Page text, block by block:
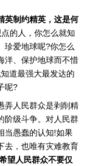
英制约精英，这是何
的人，你怎么就知
珍爱地球呢?你怎么
洋、保护地球而不惜
道最强大最发达的
呢?
人民群众是剥削精
阶级斗争。对人民群
当愚蠢的认知!如果
去，也唯有灾难教育
望人民群众不要仅